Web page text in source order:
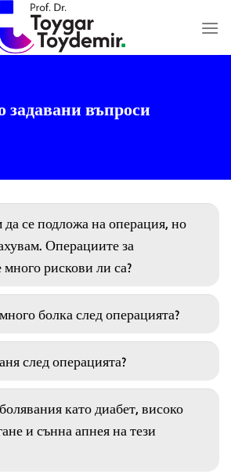
задавани въпроси
се подложа на операция, но
Операциите за
много рискови ли са?
болка след операцията?
след операцията?
като диабет, високо
и сънна апнея на тези